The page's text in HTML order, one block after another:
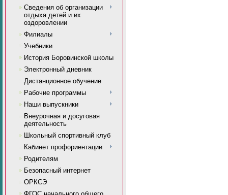
Сведения об организации
отдыха детей и их
оздоровлении
Филиалы
Учебники
История Боровинской школы
Электронный дневник
Дистанционное обучение
Рабочие программы
Наши выпускники
Внеурочная и досуговая
деятельность
Школьный спортивный клуб
Кабинет профориентации
Родителям
Безопасный интернет
ОРКСЭ